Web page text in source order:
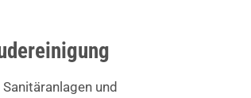
und